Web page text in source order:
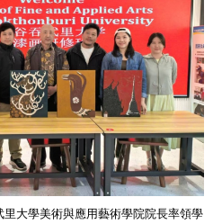
大學美術與應用藝術學院院長率領學